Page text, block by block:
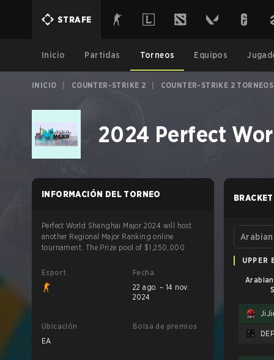
STRAFE
Inicio Partidas Torneos Equipos
INICIO COUNTER-STRIKE 2 COUNTER-STRIKE 2 TORNEOS
2024 Perfect
INFORMACIÓN DEL TORNEO
Perfect World Shanghai Major 2024 will host
another Regional Major Ranking online
tournament. The Prize pool of $1,250,000
Esport
Fecha
22 ago. – 14 nov.
2024
Ubicación
EA
Bolsa de premios
Arabian
UPPER